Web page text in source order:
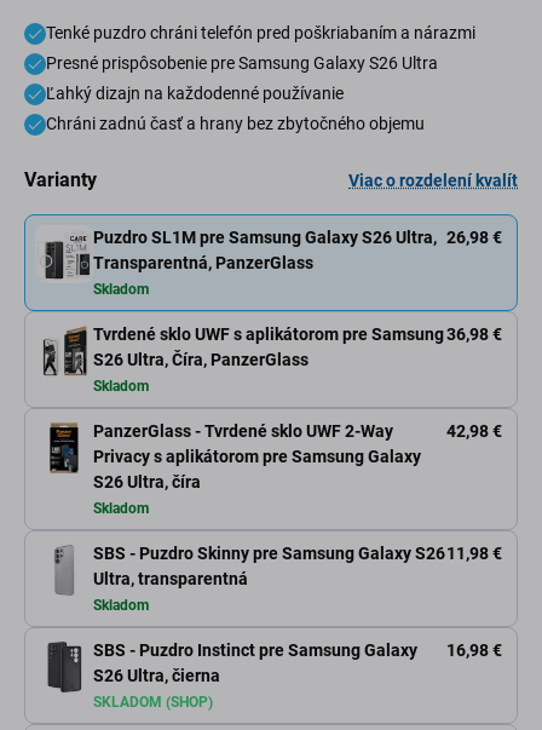
Tenké puzdro chráni telefón pred poškriabaním a nárazmi
Presné prispôsobenie pre Samsung Galaxy S26 Ultra
Ľahký dizajn na každodenné používanie
Chráni zadnú časť a hrany bez zbytočného objemu
Varianty Viac o rozdelení kvalít
Tvrdené sklo UWF s aplikátorom pre Samsung
S26 Ultra, Číra, PanzerGlass
36,98 €
Skladom
PanzerGlass - Tvrdené sklo UWF 2-Way
Privacy s aplikátorom pre Samsung Galaxy
S26 Ultra, číra
42,98 €
Skladom
SBS - Puzdro Skinny pre Samsung Galaxy S26
Ultra, transparentná
11,98 €
Skladom
SBS - Puzdro Instinct pre Samsung Galaxy
S26 Ultra, čierna
16,98 €
SKLADOM (SHOP)
Puzdro SL1M pre Samsung Galaxy S26 Ultra,
Transparentná, PanzerGlass
26,98 €
Skladom